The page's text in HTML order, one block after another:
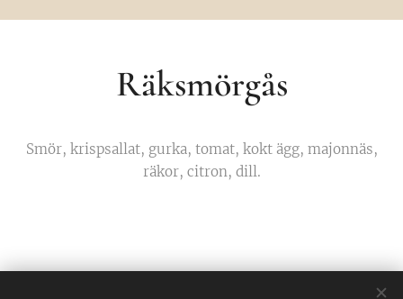
Räksmörgås
Smör, krispsallat, gurka, tomat, kokt ägg, majonnäs,
räkor, citron, dill.